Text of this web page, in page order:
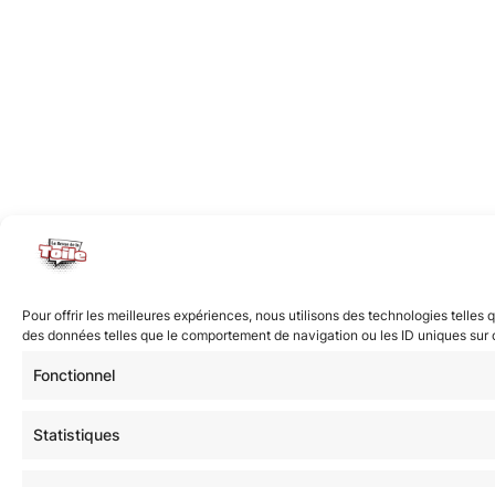
Pour offrir les meilleures expériences, nous utilisons des technologies
des données telles que le comportement de navigation ou les ID uniques
Fonctionnel
Statistiques